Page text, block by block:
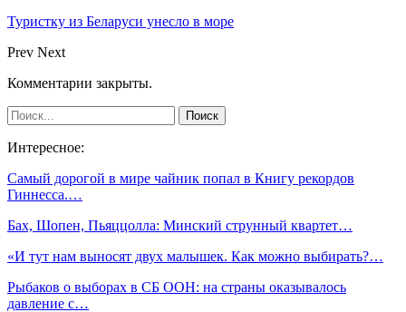
Туристку из Беларуси унесло в море
Prev Next
Комментарии закрыты.
Интересное:
Самый дорогой в мире чайник попал в Книгу рекордов
Гиннесса.…
Бах, Шопен, Пьяццолла: Минский струнный квартет…
«И тут нам выносят двух малышек. Как можно выбирать?…
Рыбаков о выборах в СБ ООН: на страны оказывалось
давление с…